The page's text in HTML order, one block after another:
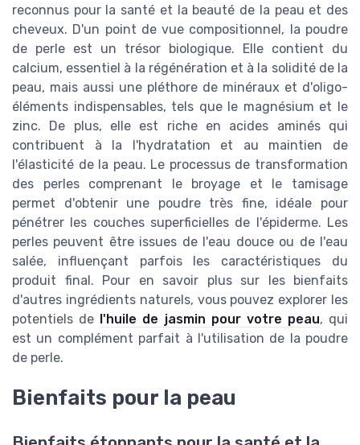
reconnus pour la santé et la beauté de la peau et des
cheveux. D'un point de vue compositionnel, la poudre
de perle est un trésor biologique. Elle contient du
calcium, essentiel à la régénération et à la solidité de la
peau, mais aussi une pléthore de minéraux et d'oligo-
éléments indispensables, tels que le magnésium et le
zinc. De plus, elle est riche en acides aminés qui
contribuent à la l'hydratation et au maintien de
l'élasticité de la peau. Le processus de transformation
des perles comprenant le broyage et le tamisage
permet d'obtenir une poudre très fine, idéale pour
pénétrer les couches superficielles de l'épiderme. Les
perles peuvent être issues de l'eau douce ou de l'eau
salée, influençant parfois les caractéristiques du
produit final. Pour en savoir plus sur les bienfaits
d'autres ingrédients naturels, vous pouvez explorer les
potentiels de l'huile de jasmin pour votre peau, qui
est un complément parfait à l'utilisation de la poudre
de perle.
Bienfaits pour la peau